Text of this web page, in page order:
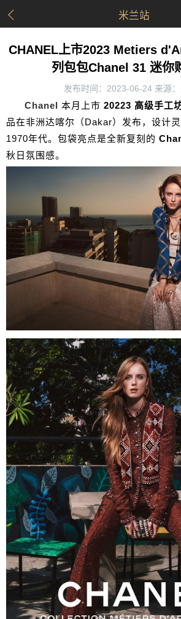
米兰站
CHANEL上市2023 Metiers
列包包Chanel 31 迷你
发布时间：2023-06-24 来源
Chanel 本月上市 20223 高级手工
品在非洲达喀尔（Dakar）发布，设计
1970年代。包袋亮点是全新复刻的
秋日氛围感。